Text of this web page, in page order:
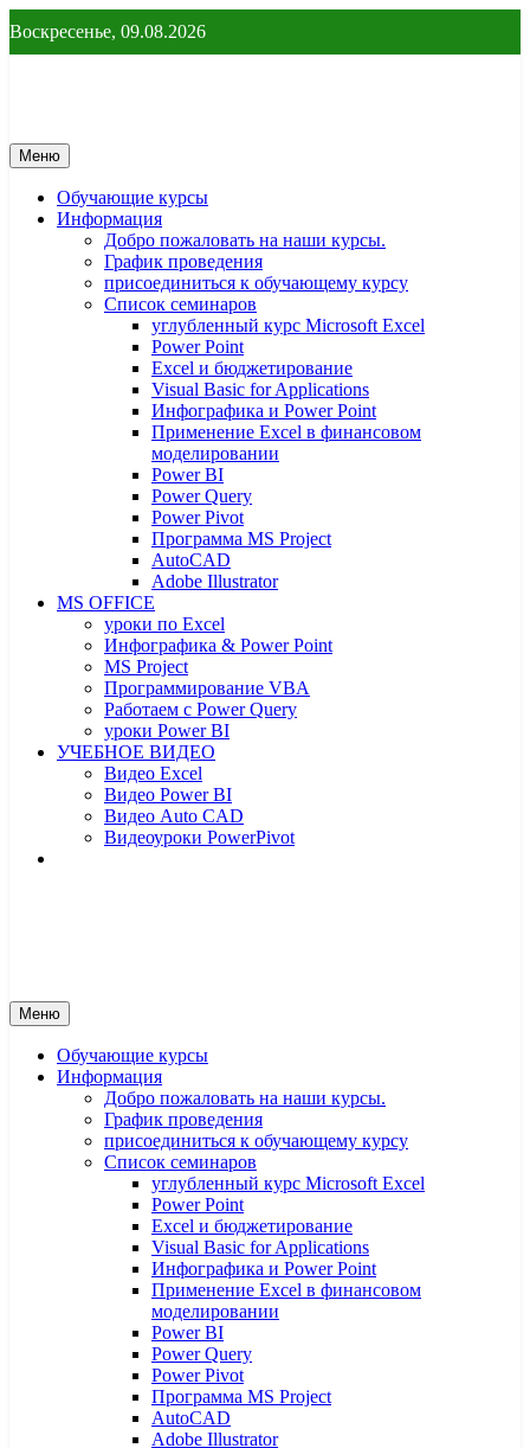
к
содержимому
Воскресенье, 09.08.2026
Меню
Обучающие курсы
Информация
Добро пожаловать на наши курсы.
График проведения
присоединиться к обучающему курсу
Список семинаров
углубленный курс Microsoft Excel
Power Point
Excel и бюджетирование
Visual Basic for Applications
Инфографика и Power Point
Применение Excel в финансовом
моделировании
Power BI
Power Query
Power Pivot
Программа MS Project
AutoCAD
Adobe Illustrator
MS OFFICE
уроки по Excel
Инфографика & Power Point
MS Project
Программирование VBA
Работаем с Power Query
уроки Power BI
УЧЕБНОЕ ВИДЕО
Видео Excel
Видео Power BI
Видео Auto CAD
Видеоуроки PowerPivot
Меню
Обучающие курсы
Информация
Добро пожаловать на наши курсы.
График проведения
присоединиться к обучающему курсу
Список семинаров
углубленный курс Microsoft Excel
Power Point
Excel и бюджетирование
Visual Basic for Applications
Инфографика и Power Point
Применение Excel в финансовом
моделировании
Power BI
Power Query
Power Pivot
Программа MS Project
AutoCAD
Adobe Illustrator